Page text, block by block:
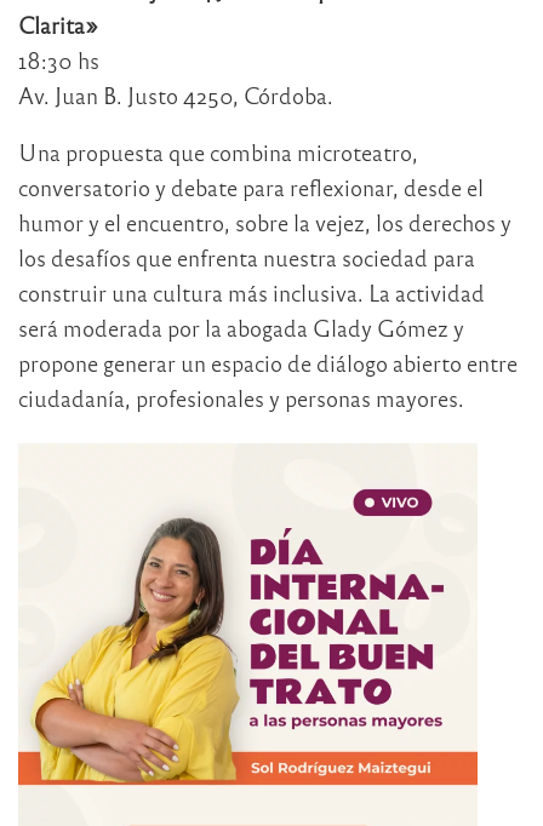
Clarita»
18:30 hs
Av. Juan B. Justo 4250, Córdoba.
Una propuesta que combina microteatro,
conversatorio y debate para reflexionar, desde el
humor y el encuentro, sobre la vejez, los derechos y
los desafíos que enfrenta nuestra sociedad para
construir una cultura más inclusiva. La actividad
será moderada por la abogada Glady Gómez y
propone generar un espacio de diálogo abierto entre
ciudadanía, profesionales y personas mayores.